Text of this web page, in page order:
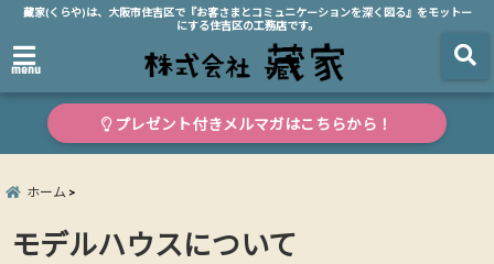
藏家(くらや)は、大阪市住吉区で『お客さまとコミュニケーションを深く図る』をモットー
にする住吉区の工務店です。
menu
プレゼント付きメルマガはこちらから！
ホーム
モデルハウスについて